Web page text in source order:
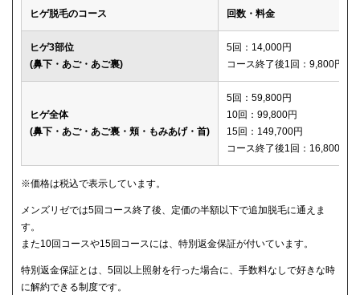
レジーナクリニックオム 132,000円
メディカルエピレーションクリニック 150,600円
ヒゲ脱毛のコース 回数・料金
ヒゲ3部位
(鼻下・あご・あご裏)
5回：14,000円
コース終了後1回：9,800円
ヒゲ全体
(鼻下・あご・あご裏・頬・もみあげ・首)
5回：59,800円
10回：99,800円
15回：149,700円
コース終了後1回：16,800円
※価格は税込で表示しています。
メンズリゼでは5回コース終了後、定価の半額以下で追加脱毛に通えま
す。
また10回コースや15回コースには、特別返金保証が付いています。
特別返金保証とは、5回以上照射を行った場合に、手数料なしで好きな時
に解約できる制度です。